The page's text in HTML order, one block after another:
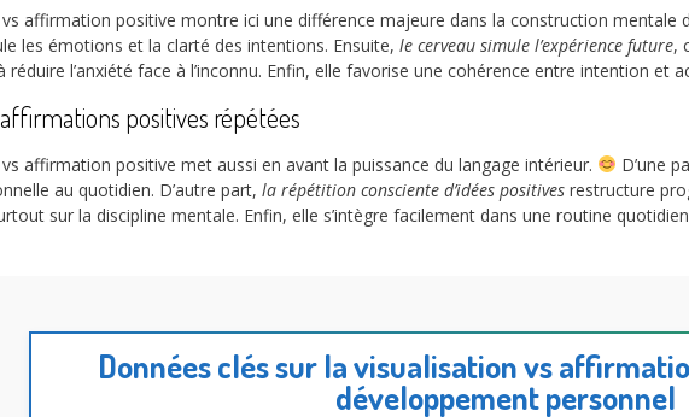
affirmation positive montre ici une différence majeure dans la construction mentale
les émotions et la clarté des intentions. Ensuite, le cerveau simule l’expérience future,
réduire l’anxiété face à l’inconnu. Enfin, elle favorise une cohérence entre intention et
positives répétées
affirmation positive met aussi en avant la puissance du langage intérieur. D’une
au quotidien. D’autre part, la répétition consciente d’idées positives restructure
sur la discipline mentale. Enfin, elle s’intègre facilement dans une routine
Données clés sur la visualisation vs
développement personnel